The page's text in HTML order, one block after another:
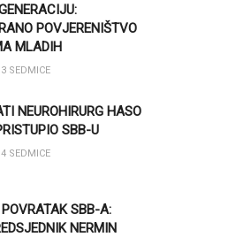
POVJERENIŠTVO
MLADIH
SEDMICE
NEUROHIRURG HASO
SBB-U
SEDMICE
SBB-A:
NERMIN